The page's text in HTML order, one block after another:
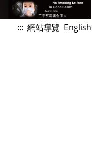
::: 網站導覽 English